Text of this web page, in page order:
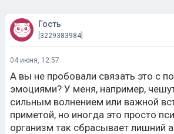
Гость
[3229383984]
04 июня, 12:57
А вы не пробовали связать это с
эмоциями? У меня, например,
сильным волнением или важной
приметой, но иногда это просто
организм так сбрасывает лишний